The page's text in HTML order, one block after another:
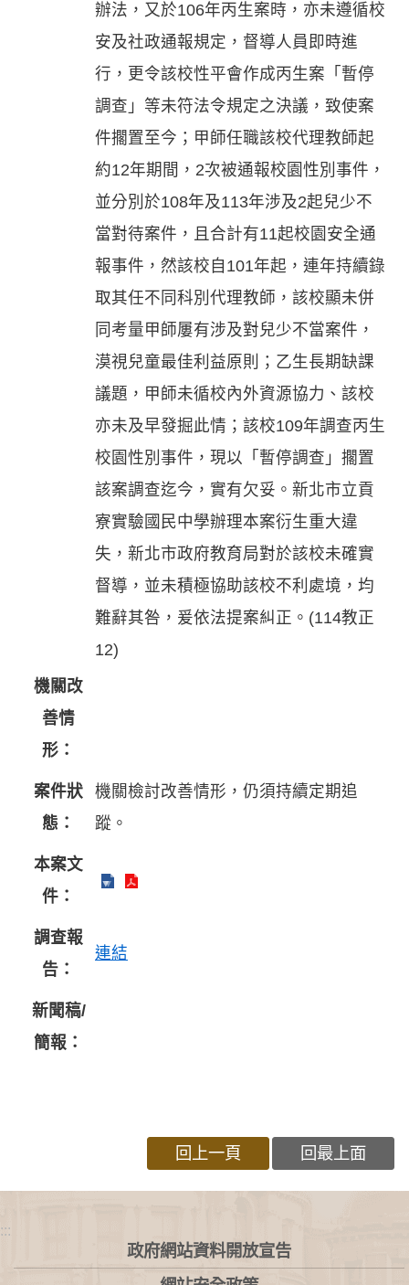
辦法，又於106年丙生案時，亦未遵循校
安及社政通報規定，督導人員即時進
行，更令該校性平會作成丙生案「暫停
調查」等未符法令規定之決議，致使案
件擱置至今；甲師任職該校代理教師起
約12年期間，2次被通報校園性別事件，
並分別於108年及113年涉及2起兒少不
當對待案件，且合計有11起校園安全通
報事件，然該校自101年起，連年持續錄
取其任不同科別代理教師，該校顯未併
同考量甲師屢有涉及對兒少不當案件，
漠視兒童最佳利益原則；乙生長期缺課
議題，甲師未循校內外資源協力、該校
亦未及早發掘此情；該校109年調查丙生
校園性別事件，現以「暫停調查」擱置
該案調查迄今，實有欠妥。新北市立貢
寮實驗國民中學辦理本案衍生重大違
失，新北市政府教育局對於該校未確實
督導，並未積極協助該校不利處境，均
難辭其咎，爰依法提案糾正。(114教正
12)
機關改
善情
形：
案件狀
態：
機關檢討改善情形，仍須持續定期追
蹤。
本案文
件：
調查報
告：
連結
新聞稿/
簡報：
回上一頁 回最上面
:::
政府網站資料開放宣告